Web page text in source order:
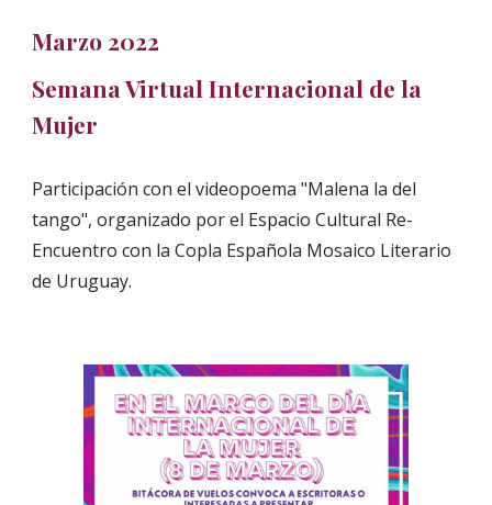
Marzo 2022
Semana Virtual Internacional de la
Mujer
Participación con el videopoema "Malena la del
tango", organizado por el Espacio Cultural Re-
Encuentro con la Copla Española Mosaico Literario
de Uruguay.